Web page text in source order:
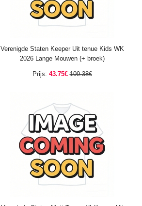
Verenigde Staten Keeper Uit tenue Kids WK
2026 Lange Mouwen (+ broek)
Prijs: 43.75€ 109.38€